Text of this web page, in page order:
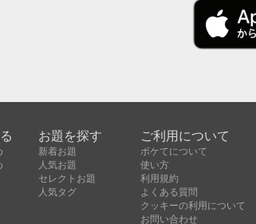
お題を探す
新着お題
人気お題
セレクトお題
人気タグ
ご利用について
ボケてについて
使い方
利用規約
よくある質問
クッキーの利用について
お問い合わせ